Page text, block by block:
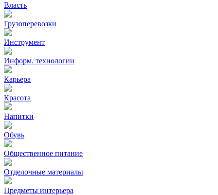
Власть
Грузоперевозки
Инструмент
Информ. технологии
Карьера
Красота
Напитки
Обувь
Общественное питание
Отделочные материалы
Предметы интерьера